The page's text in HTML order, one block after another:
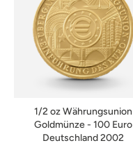
1/2 oz Währungsunion
Goldmünze - 100 Euro
Deutschland 2002